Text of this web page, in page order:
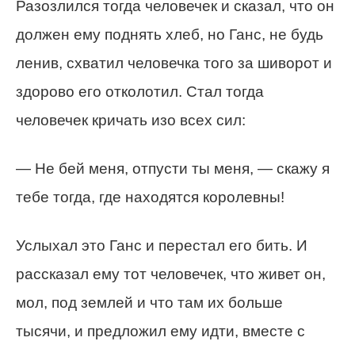
Разозлился тогда человечек и сказал, что он
должен ему поднять хлеб, но Ганс, не будь
ленив, схватил человечка того за шиворот и
здорово его отколотил. Стал тогда
человечек кричать изо всех сил:
— Не бей меня, отпусти ты меня, — скажу я
тебе тогда, где находятся королевны!
Услыхал это Ганс и перестал его бить. И
рассказал ему тот человечек, что живет он,
мол, под землей и что там их больше
тысячи, и предложил ему идти, вместе с